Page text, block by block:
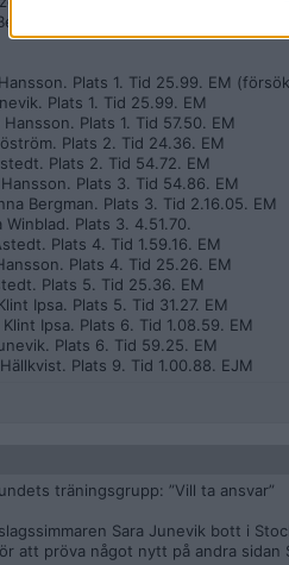
Nimander. Plats 9. Tid
Plats 1. Tid 25.99. EM
Plats 1. Tid 25.99. EM
Plats 1. Tid 57.50. EM
Plats 2. Tid 24.36. EM
Plats 2. Tid 54.72. EM
Plats 3. Tid 54.86. EM
Bergman. Plats 3. Tid 2.16.05. EM
Plats 3. 4.51.70.
Plats 4. Tid 1.59.16. EM
Plats 4. Tid 25.26. EM
Plats 5. Tid 25.36. EM
Ipsa. Plats 5. Tid 31.27. EM
Ipsa. Plats 6. Tid 1.08.59. EM
Plats 6. Tid 59.25. EM
Plats 9. Tid 1.00.88. EJM
träningsgrupp: ”Vill ta ansvar”
Sara Junevik bott i
att pröva något nytt på andra sidan